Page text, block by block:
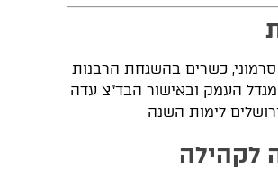
סרמוני, כשרים בהשגחת הרבנות
העמק ובאישור הבד"צ עדה
לימות השנה
לקהילה